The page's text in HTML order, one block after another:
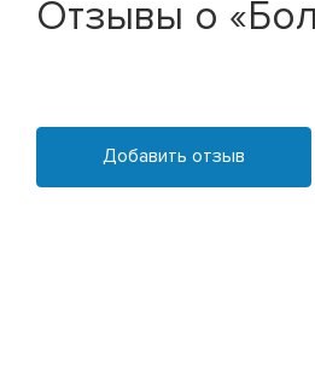
Отзывы о
Добавить отзыв